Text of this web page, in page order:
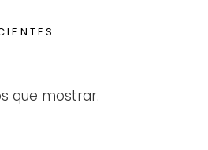
que mostrar.